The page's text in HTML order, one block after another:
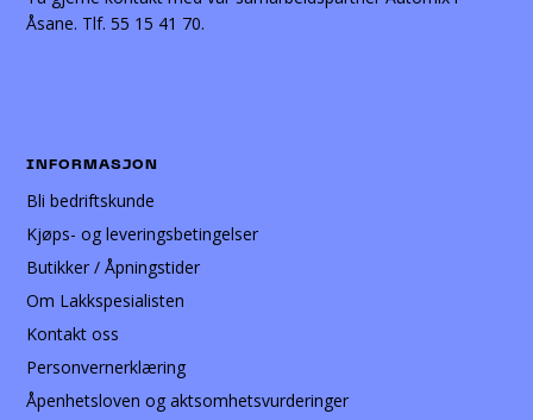
Åsane. Tlf. 55 15 41 70.
INFORMASJON
Bli bedriftskunde
Kjøps- og leveringsbetingelser
Butikker / Åpningstider
Om Lakkspesialisten
Kontakt oss
Personvernerklæring
Åpenhetsloven og aktsomhetsvurderinger